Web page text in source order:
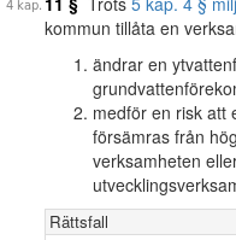
kommun tillåta en
ändrar en
medför en risk att
försämras från
verksamheten
Rättsfall